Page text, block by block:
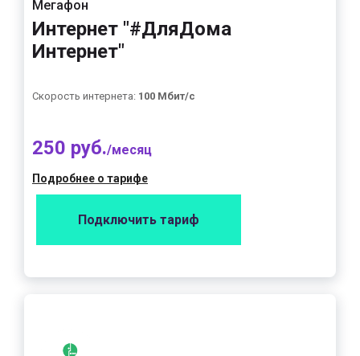
Мегафон
Интернет "#ДляДома
Интернет"
Скорость интернета: 100 Мбит/с
250 руб./месяц
Подробнее о тарифе
Подключить тариф